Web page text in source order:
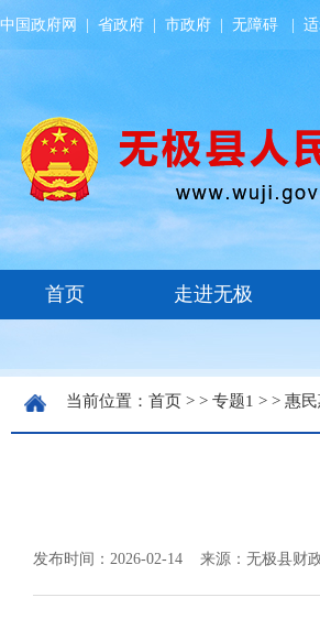
中国政府网 省政府 市政府 无障碍
当前位置： 首页 > > 专题1 > > 惠
发布时间：2026-02-14 来源：无极县财